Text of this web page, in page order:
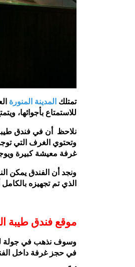
تمتلك المدينة المنورة
للاستمتاع بأجوائها،
نلاحظ أن في فندق طيبة
وتحتوي الغرف التي
غرفة معيشة كبيرة
ونجد أن الفندق يمكن
الذي تم تجهيزه
موقع فندق طيبة
وسوف نذهب في جولة
في حجز غرفة داخل